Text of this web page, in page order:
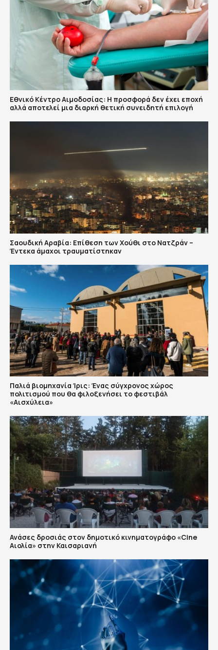
Εθνικό Κέντρο Αιμοδοσίας: H προσφορά δεν έχει εποχή
αλλά αποτελεί μια διαρκή θετική συνειδητή επιλογή
Σαουδική Αραβία: Επίθεση των Χούθι στο Νατζράν –
Έντεκα άμαχοι τραυματίστηκαν
Παλιά βιομηχανία Ίρις: Ένας σύγχρονος χώρος
πολιτισμού που θα φιλοξενήσει το φεστιβάλ
«Αισχύλεια»
Ανάσες δροσιάς στον δημοτικό κινηματογράφο «Cine
Αιολία» στην Καισαριανή